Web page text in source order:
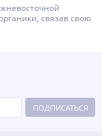
связав свою
ПОДПИСАТЬСЯ